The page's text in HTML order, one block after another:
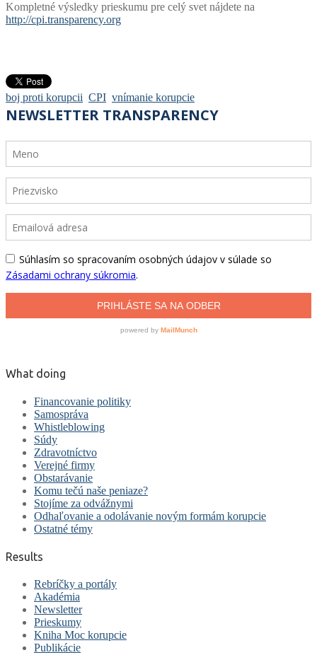
Kompletné výsledky prieskumu pre celý svet nájdete na
http://cpi.transparency.org
boj proti korupcii CPI vnímanie korupcie
What doing
Financovanie politiky
Samospráva
Whistleblowing
Súdy
Zdravotníctvo
Verejné firmy
Obstarávanie
Komu tečú naše peniaze?
Stojíme za odvážnymi
Odhaľovanie a odolávanie novým formám korupcie
Ostatné témy
Results
Rebríčky a portály
Akadémia
Newsletter
Prieskumy
Kniha Moc korupcie
Publikácie